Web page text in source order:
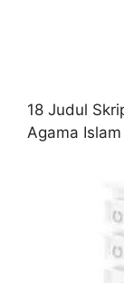
18 Judul
Agama Islam